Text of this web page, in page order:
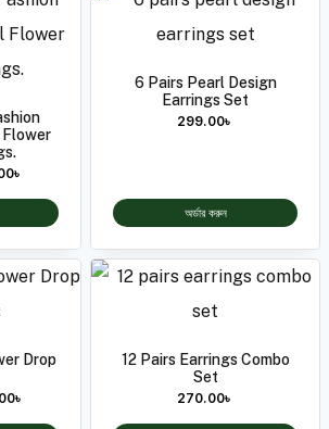
Flower
৳
6 Pairs Pearl Design
Earrings Set
299.00৳
অর্ডার করুন
Drop
৳
12 Pairs Earrings Combo
Set
270.00৳